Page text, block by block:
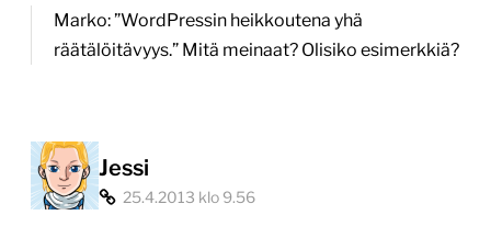
Marko: ”WordPressin heikkoutena yhä
räätälöitävyys.” Mitä meinaat? Olisiko esimerkkiä?
Jessi
25.4.2013 klo 9.56